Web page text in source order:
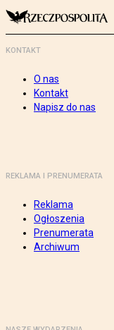
KONTAKT
O nas
Kontakt
Napisz do nas
REKLAMA I PRENUMERATA
Reklama
Ogłoszenia
Prenumerata
Archiwum